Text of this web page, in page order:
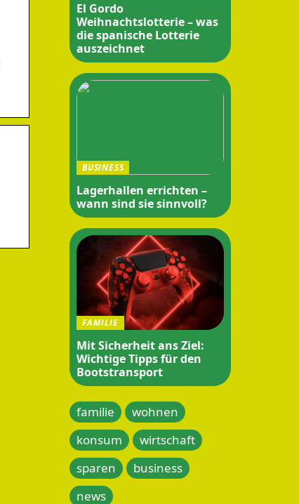
El Gordo
Weihnachtslotterie – was
die spanische Lotterie
auszeichnet
BUSINESS
Lagerhallen errichten –
wann sind sie sinnvoll?
FAMILIE
Mit Sicherheit ans Ziel:
Wichtige Tipps für den
Bootstransport
familie
wohnen
konsum
wirtschaft
sparen
business
news